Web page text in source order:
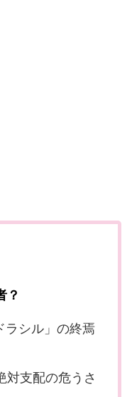
？
ラシル」の終焉
対支配の危うさ